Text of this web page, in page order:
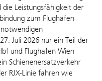
Leistungsfähigkeit der
zum Flughafen
Juli 2026 nur ein Teil der
und Flughafen Wien
Schienenersatzverkehr
RJX-Linie fahren wie